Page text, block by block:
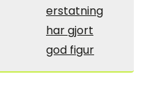
erstatning
har gjort
god figur